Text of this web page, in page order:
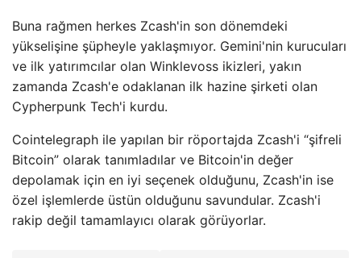
Buna rağmen herkes Zcash'in son dönemdeki
yükselişine şüpheyle yaklaşmıyor. Gemini'nin kurucuları
ve ilk yatırımcılar olan Winklevoss ikizleri, yakın
zamanda Zcash'e odaklanan ilk hazine şirketi olan
Cypherpunk Tech'i kurdu.
Cointelegraph ile yapılan bir röportajda Zcash'i “şifreli
Bitcoin” olarak tanımladılar ve Bitcoin'in değer
depolamak için en iyi seçenek olduğunu, Zcash'in ise
özel işlemlerde üstün olduğunu savundular. Zcash'i
rakip değil tamamlayıcı olarak görüyorlar.